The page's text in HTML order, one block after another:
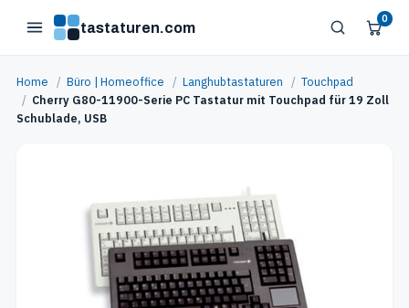
tastaturen.com
0
Home / Büro | Homeoffice / Langhubtastaturen / Touchpad
/ Cherry G80-11900-Serie PC Tastatur mit Touchpad für 19 Zoll
Schublade, USB